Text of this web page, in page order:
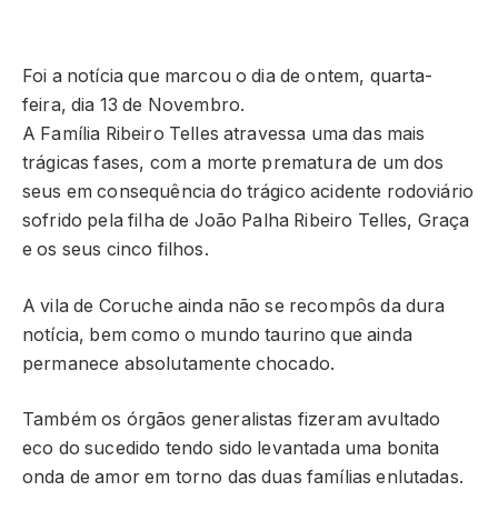
Foi a notícia que marcou o dia de ontem, quarta-
feira, dia 13 de Novembro.
A Família Ribeiro Telles atravessa uma das mais
trágicas fases, com a morte prematura de um dos
seus em consequência do trágico acidente rodoviário
sofrido pela filha de João Palha Ribeiro Telles, Graça
e os seus cinco filhos.
A vila de Coruche ainda não se recompôs da dura
notícia, bem como o mundo taurino que ainda
permanece absolutamente chocado.
Também os órgãos generalistas fizeram avultado
eco do sucedido tendo sido levantada uma bonita
onda de amor em torno das duas famílias enlutadas.